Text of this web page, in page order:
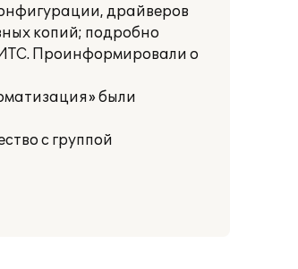
драйверов
копий; подробно
Проинформировали о
были
с группой